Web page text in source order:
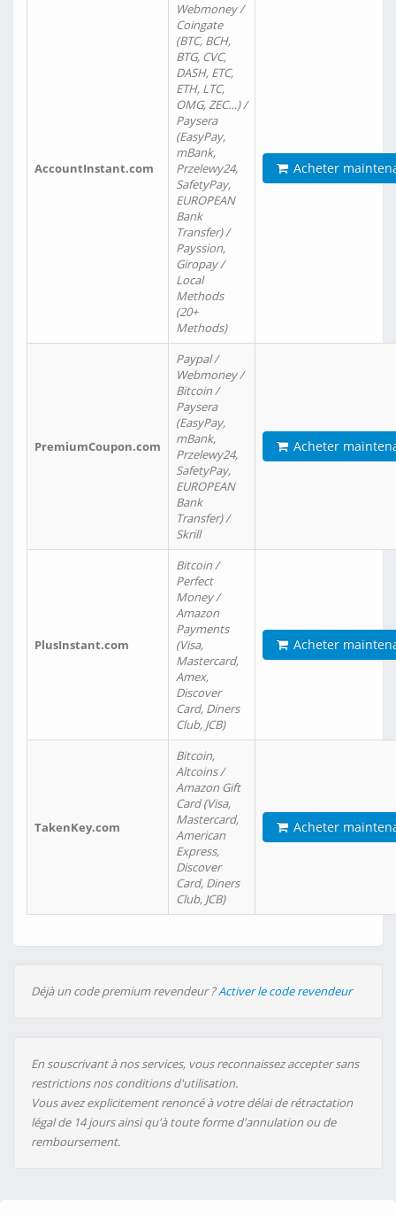
AccountInstant.com
Webmoney /
Coingate
(BTC, BCH,
BTG, CVC,
DASH, ETC,
ETH, LTC,
OMG, ZEC…) /
Paysera
(EasyPay,
mBank,
Przelewy24,
SafetyPay,
EUROPEAN
Bank
Transfer) /
Payssion,
Giropay /
Local
Methods
(20+
Methods)
Acheter
PremiumCoupon.com
Paypal /
Webmoney /
Bitcoin /
Paysera
(EasyPay,
mBank,
Przelewy24,
SafetyPay,
EUROPEAN
Bank
Transfer) /
Skrill
Acheter
PlusInstant.com
Bitcoin /
Perfect
Money /
Amazon
Payments
(Visa,
Mastercard,
Amex,
Discover
Card, Diners
Club, JCB)
Acheter
TakenKey.com
Bitcoin,
Altcoins /
Amazon Gift
Card (Visa,
Mastercard,
American
Express,
Discover
Card, Diners
Club, JCB)
Acheter
Déjà un code premium revendeur ?Activer le code revendeur
En souscrivant à nos services, vous reconnaissez accepter sans
restrictions nos conditions d'utilisation.
Vous avez explicitement renoncé à votre délai de rétractation
légal de 14 jours ainsi qu'à toute forme d'annulation ou de
remboursement.